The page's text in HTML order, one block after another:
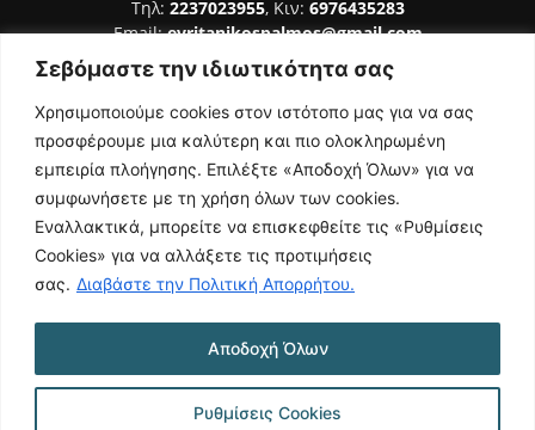
Σεβόμαστε την ιδιωτικότητα σας
Χρησιμοποιούμε cookies στον ιστότοπο μας για να σας
προσφέρουμε μια καλύτερη και πιο ολοκληρωμένη
εμπειρία πλοήγησης. Επιλέξτε «Αποδοχή Όλων» για να
συμφωνήσετε με τη χρήση όλων των cookies.
Εναλλακτικά, μπορείτε να επισκεφθείτε τις «Ρυθμίσεις
Cookies» για να αλλάξετε τις προτιμήσεις
σας. Διαβάστε την Πολιτική Απορρήτου.
Ρυθμίσεις Cookies
Αποδοχή Όλων
Τηλ: 2237023955, Κιν: 6976435283
Email:evritanikospalmos@gmail.com
Αριθμός Πιστοποίησης Μ.Η.Τ. 242044
ΑΚΟΛΟΥΘΗΣΕ ΜΑΣ
Όροι Χρήσης
Κατασκευή Ιστοσελίδας | Κοκοτίνης Δημήτριος